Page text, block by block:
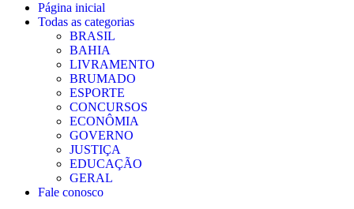
Página inicial
Todas as categorias
BRASIL
BAHIA
LIVRAMENTO
BRUMADO
ESPORTE
CONCURSOS
ECONÔMIA
GOVERNO
JUSTIÇA
EDUCAÇÃO
GERAL
Fale conosco